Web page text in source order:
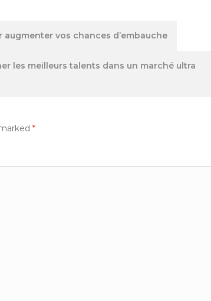
vos chances d’embauche
les meilleurs talents dans un marché ultra
*